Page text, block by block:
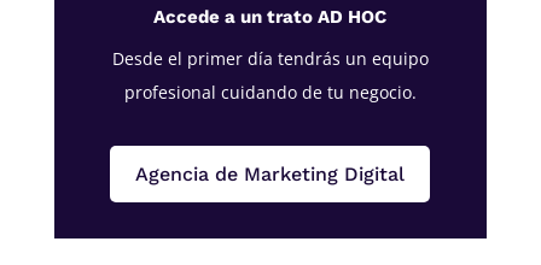
Accede a un trato AD HOC
Desde el primer día tendrás un equipo
profesional cuidando de tu negocio.
Agencia de Marketing Digital